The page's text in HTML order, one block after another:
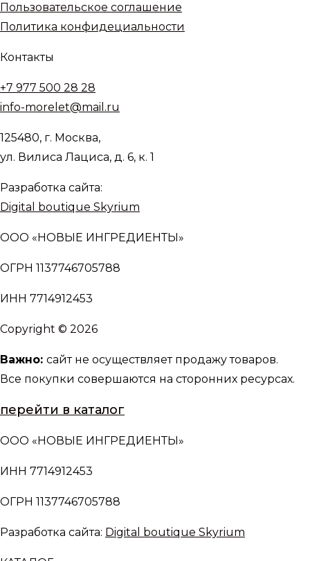
Пользовательское соглашение
Политика конфидециальности
Контакты
+7 977 500 28 28
info-morelet@mail.ru
125480, г. Москва,
ул. Вилиса Лациса, д. 6, к. 1
Разработка сайта:
Digital boutique Skyrium
ООО «НОВЫЕ ИНГРЕДИЕНТЫ»
ОГРН 1137746705788
ИНН 7714912453
Copyright © 2026
Важно: сайт не осуществляет продажу товаров.
Все покупки совершаются на сторонних ресурсах.
перейти в каталог
ООО «НОВЫЕ ИНГРЕДИЕНТЫ»
ИНН 7714912453
ОГРН 1137746705788
Разработка сайта: Digital boutique Skyrium